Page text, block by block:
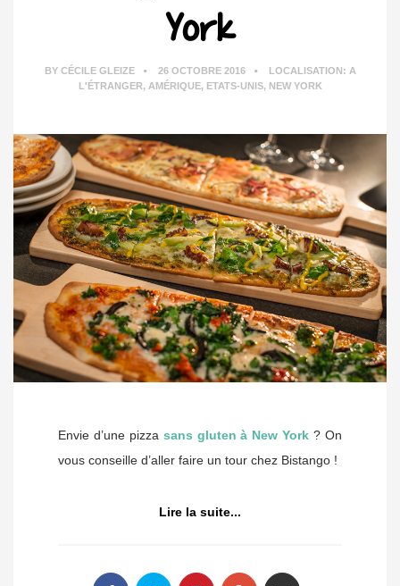
York
BY CÉCILE GLEIZE 26 OCTOBRE 2016 LOCALISATION: A
L'ÉTRANGER, AMÉRIQUE, ETATS-UNIS, NEW YORK
Envie d’une pizza sans gluten à New York ? On
vous conseille d’aller faire un tour chez Bistango !
Lire la suite...